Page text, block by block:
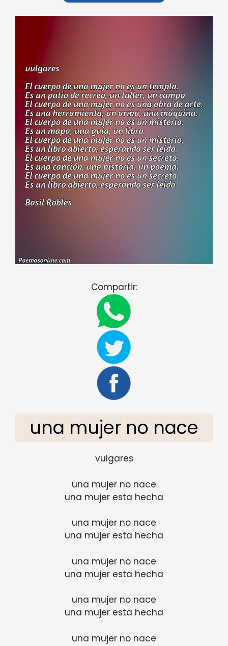
Compartir:
una mujer no nace
vulgares
una mujer no nace
una mujer esta hecha
una mujer no nace
una mujer esta hecha
una mujer no nace
una mujer esta hecha
una mujer no nace
una mujer esta hecha
una mujer no nace